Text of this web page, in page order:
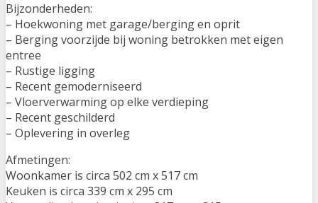
Bijzonderheden:
– Hoekwoning met garage/berging en oprit
– Berging voorzijde bij woning betrokken met eigen
entree
– Rustige ligging
– Recent gemoderniseerd
– Vloerverwarming op elke verdieping
– Recent geschilderd
– Oplevering in overleg
Afmetingen:
Woonkamer is circa 502 cm x 517 cm
Keuken is circa 339 cm x 295 cm